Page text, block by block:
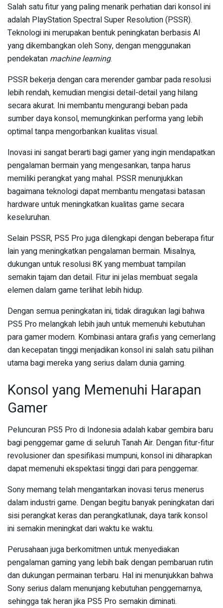
Salah satu fitur yang paling menarik perhatian dari konsol ini
adalah PlayStation Spectral Super Resolution (PSSR).
Teknologi ini merupakan bentuk peningkatan berbasis AI
yang dikembangkan oleh Sony, dengan menggunakan
pendekatan machine learning.
PSSR bekerja dengan cara merender gambar pada resolusi
lebih rendah, kemudian mengisi detail-detail yang hilang
secara akurat. Ini membantu mengurangi beban pada
sumber daya konsol, memungkinkan performa yang lebih
optimal tanpa mengorbankan kualitas visual.
Inovasi ini sangat berarti bagi gamer yang ingin mendapatkan
pengalaman bermain yang mengesankan, tanpa harus
memiliki perangkat yang mahal. PSSR menunjukkan
bagaimana teknologi dapat membantu mengatasi batasan
hardware untuk meningkatkan kualitas game secara
keseluruhan.
Selain PSSR, PS5 Pro juga dilengkapi dengan beberapa fitur
lain yang meningkatkan pengalaman bermain. Misalnya,
dukungan untuk resolusi 8K yang membuat tampilan
semakin tajam dan detail. Fitur ini jelas membuat segala
elemen dalam game terlihat lebih hidup.
Dengan semua peningkatan ini, tidak diragukan lagi bahwa
PS5 Pro melangkah lebih jauh untuk memenuhi kebutuhan
para gamer modern. Kombinasi antara grafis yang cemerlang
dan kecepatan tinggi menjadikan konsol ini salah satu pilihan
utama bagi mereka yang serius dalam dunia gaming.
Konsol yang Memenuhi Harapan
Gamer
Peluncuran PS5 Pro di Indonesia adalah kabar gembira baru
bagi penggemar game di seluruh Tanah Air. Dengan fitur-fitur
revolusioner dan spesifikasi mumpuni, konsol ini diharapkan
dapat memenuhi ekspektasi tinggi dari para penggemar.
Sony memang telah mengantarkan inovasi terus menerus
dalam industri game. Dengan begitu banyak peningkatan dari
sisi perangkat keras dan perangkatlunak, daya tarik konsol
ini semakin meningkat dari waktu ke waktu.
Perusahaan juga berkomitmen untuk menyediakan
pengalaman gaming yang lebih baik dengan pembaruan rutin
dan dukungan permainan terbaru. Hal ini menunjukkan bahwa
Sony serius dalam menunjang kebutuhan penggemarnya,
sehingga tak heran jika PS5 Pro semakin diminati.